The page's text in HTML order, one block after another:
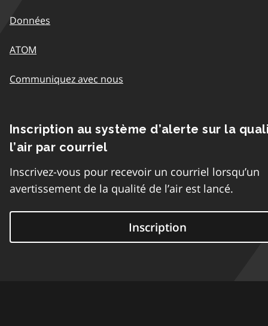
Données
ATOM
Communiquez avec nous
Inscription au système d’alerte sur la
l’air par courriel
Inscrivez-vous pour recevoir un courriel lorsqu’un
avertissement de la qualité de l’air est lancé.
Inscription